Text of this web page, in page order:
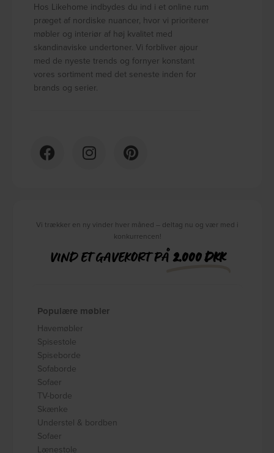
Hos Likehome indbydes du ind i et online rum
præget af nordiske nuancer, hvor vi prioriterer
møbler og interiør af høj kvalitet med
skandinaviske undertoner. Vi forbliver ajour
med de nyeste trends og fornyer konstant
vores sortiment med det seneste inden for
brands og serier.
Vi trækker en ny vinder hver måned – deltag nu og vær med i
konkurrencen!
VIND ET GAVEKORT PÅ2.000 DKK
Populære møbler
Havemøbler
Spisestole
Spiseborde
Sofaborde
Sofaer
TV-borde
Skænke
Understel & bordben
Sofaer
Lænestole